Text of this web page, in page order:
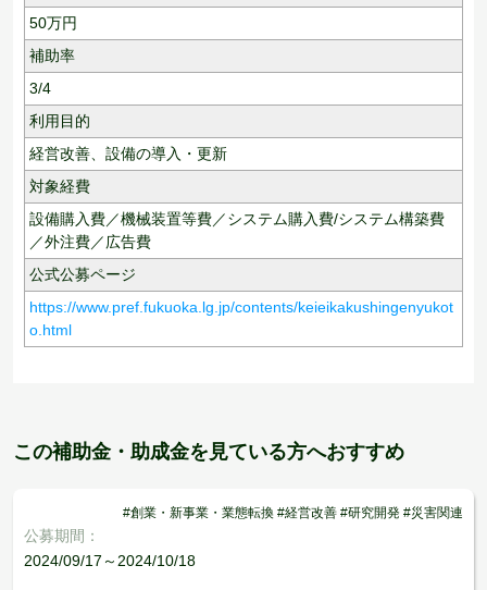
50万円
補助率
3/4
利用目的
経営改善、 設備の導入・更新
対象経費
設備購入費／機械装置等費／システム購入費/システム構築費
／外注費／広告費
公式公募ページ
https://www.pref.fukuoka.lg.jp/contents/keieikakushingenyukot
o.html
この補助金・助成金を見ている方へおすすめ
#創業・新事業・業態転換 #経営改善 #研究開発 #災害関連
公募期間：
2024/09/17～2024/10/18